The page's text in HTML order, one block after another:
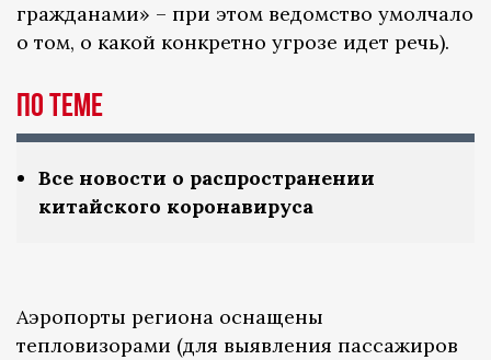
гражданами» – при этом ведомство умолчало
о том, о какой конкретно угрозе идет речь).
По теме
Все новости о распространении
китайского коронавируса
Аэропорты региона оснащены
тепловизорами (для выявления пассажиров